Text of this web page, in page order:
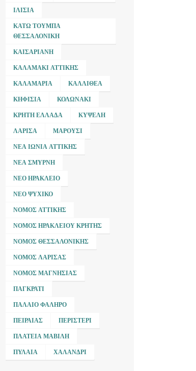
ΙΛΊΣΙΑ
ΚΆΤΩ ΤΟΎΜΠΑ
ΘΕΣΣΑΛΟΝΊΚΗ
ΚΑΙΣΑΡΙΑΝΉ
ΚΑΛΑΜΆΚΙ ΑΤΤΙΚΉΣ
ΚΑΛΑΜΑΡΙΆ ΚΑΛΛΙΘΈΑ
ΚΗΦΙΣΙΆ ΚΟΛΩΝΆΚΙ
ΚΡΉΤΗ ΕΛΛΆΔΑ ΚΥΨΈΛΗ
ΛΆΡΙΣΑ ΜΑΡΟΎΣΙ
ΝΈΑ ΙΩΝΊΑ ΑΤΤΙΚΉΣ
ΝΈΑ ΣΜΎΡΝΗ
ΝΈΟ ΗΡΆΚΛΕΙΟ
ΝΈΟ ΨΥΧΙΚΌ
ΝΟΜΌΣ ΑΤΤΙΚΉΣ
ΝΟΜΌΣ ΗΡΑΚΛΕΊΟΥ ΚΡΉΤΗΣ
ΝΟΜΌΣ ΘΕΣΣΑΛΟΝΊΚΗΣ
ΝΟΜΌΣ ΛΆΡΙΣΑΣ
ΝΟΜΌΣ ΜΑΓΝΗΣΊΑΣ
ΠΑΓΚΡΆΤΙ
ΠΑΛΑΙΌ ΦΆΛΗΡΟ
ΠΕΙΡΑΙΆΣ ΠΕΡΙΣΤΈΡΙ
ΠΛΑΤΕΊΑ ΜΑΒΊΛΗ
ΠΥΛΑΊΑ ΧΑΛΆΝΔΡΙ